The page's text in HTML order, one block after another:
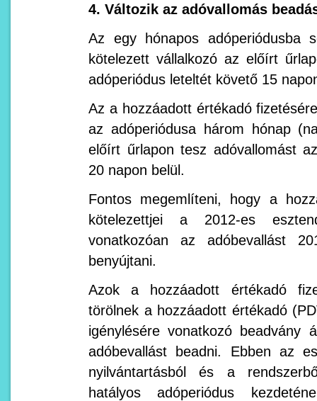
4. Változik az adóvallomás
Az egy hónapos adóperiódusba
kötelezett vállalkozó az előírt
adóperiódus leteltét követő 15
Az a hozzáadott értékadó
az adóperiódusa három hónap
előírt űrlapon tesz adóvallomást
20 napon belül.
Fontos megemlíteni, hogy a
kötelezettjei a 2012-es
vonatkozóan az adóbevallást
benyújtani.
Azok a hozzáadott értékadó
törölnek a hozzáadott értékadó
igénylésére vonatkozó beadvány
adóbevallást beadni. Ebben az
nyilvántartásból és a
hatályos adóperiódus